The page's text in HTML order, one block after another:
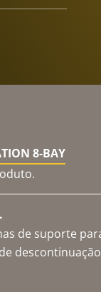
8-BAY
de suporte